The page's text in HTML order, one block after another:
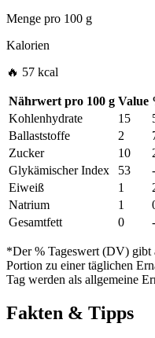
Menge pro 100 g
Kalorien
🔥 57 kcal
Nährwert pro 100 g Value
Kohlenhydrate
15
Ballaststoffe
2
Zucker
10
Glykämischer Index
53
-
Eiweiß
1
Natrium
1
Gesamtfett
0 -
*Der % Tageswert (DV)
Portion zu einer täglichen
Tag werden als allgemeine
Fakten & Tipps